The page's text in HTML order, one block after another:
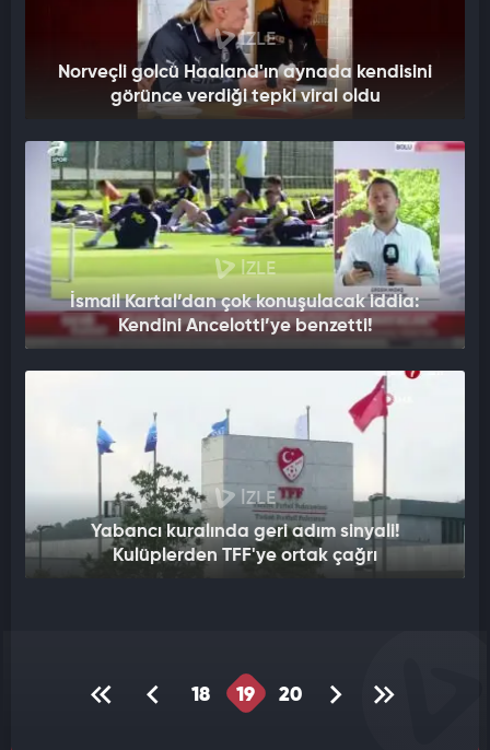
İZLE
Norveçli golcü Haaland'ın aynada kendisini
görünce verdiği tepki viral oldu
İZLE
İsmail Kartal’dan çok konuşulacak iddia:
Kendini Ancelotti’ye benzetti!
İZLE
Yabancı kuralında geri adım sinyali!
Kulüplerden TFF'ye ortak çağrı
18 19 20